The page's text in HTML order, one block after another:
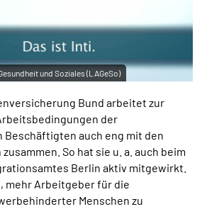
und Soziales (LAGeSo)
Bund arbeitet zur
der
auch eng mit den
So hat sie u. a. auch beim
Berlin aktiv mitgewirkt.
mehr Arbeitgeber für die
Menschen zu